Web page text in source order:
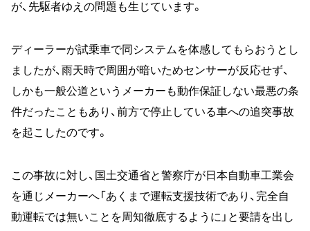
が、先駆者ゆえの問題も生じています。
ディーラーが試乗車で同システムを体感してもらおうとし
ましたが、雨天時で周囲が暗いためセンサーが反応せず、
しかも一般公道というメーカーも動作保証しない最悪の条
件だったこともあり、前方で停止している車への追突事故
を起こしたのです。
この事故に対し、国土交通省と警察庁が日本自動車工業会
を通じメーカーへ「あくまで運転支援技術であり、完全自
動運転では無いことを周知徹底するように」と要請を出し